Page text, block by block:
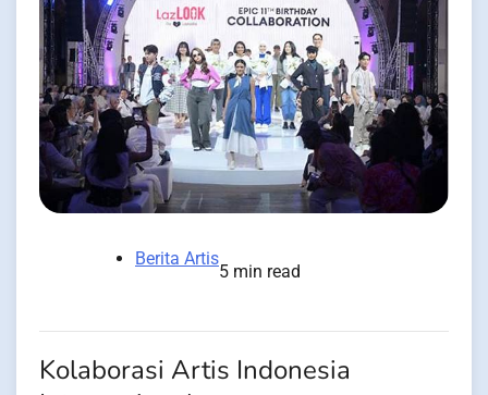
Berita Artis
5 min read
Kolaborasi Artis Indonesia